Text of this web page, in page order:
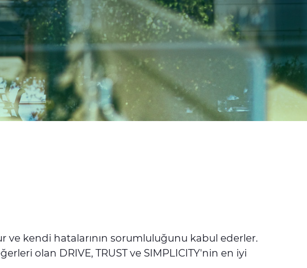
ve kendi hatalarının sorumluluğunu kabul ederler.
olan DRIVE, TRUST ve SIMPLICITY'nin en iyi